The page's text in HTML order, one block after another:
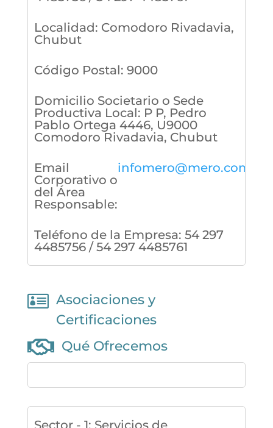
Localidad: Comodoro Rivadavia,
Chubut
Código Postal: 9000
Domicilio Societario o Sede
Productiva Local: P P, Pedro
Pablo Ortega 4446, U9000
Comodoro Rivadavia, Chubut
Email
Corporativo o
del Área
Responsable:
infomero@mero.com.ar
Teléfono de la Empresa: 54 297
4485756 / 54 297 4485761
 Asociaciones y
Certificaciones
 Qué Ofrecemos
Sector - 1: Servicios de